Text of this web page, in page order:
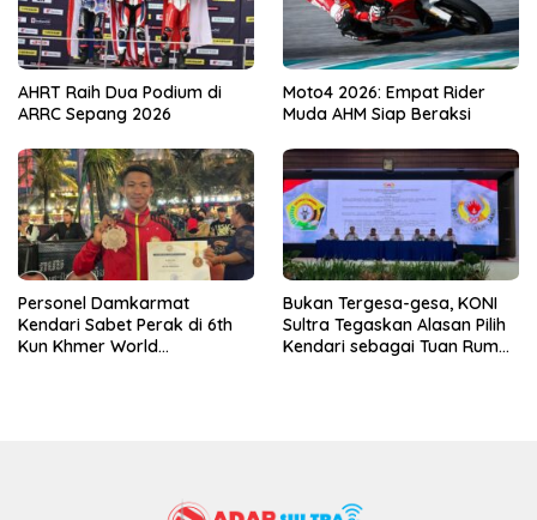
AHRT Raih Dua Podium di
ARRC Sepang 2026
Moto4 2026: Empat Rider
Muda AHM Siap Beraksi
Personel Damkarmat
Kendari Sabet Perak di 6th
Kun Khmer World
Bukan Tergesa-gesa, KONI
Sultra Tegaskan Alasan Pilih
Kendari sebagai Tuan Rumah